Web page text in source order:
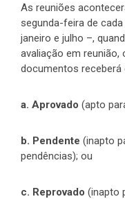
As reuniões
segunda-feira de
janeiro e julho –,
avaliação em reunião,
documentos receberá
a. Aprovado (apto
b. Pendente (inapto
pendências); ou
c. Reprovado (inapto